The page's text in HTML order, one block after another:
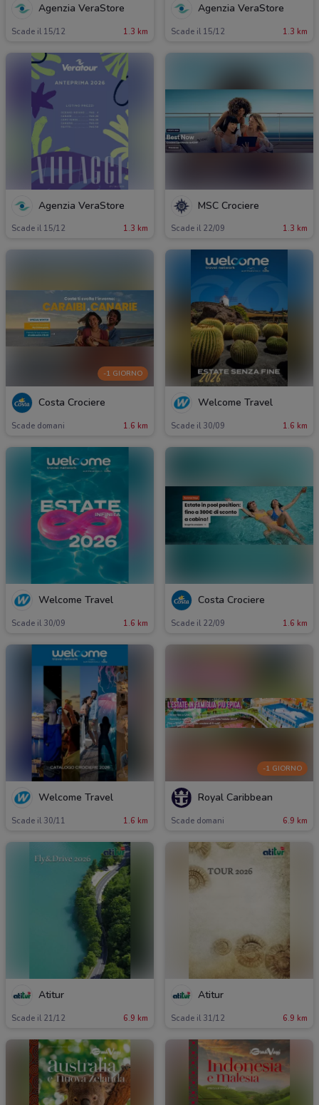
Agenzia VeraStore
Scade il 15/12 1.3 km
Agenzia VeraStore
Scade il 15/12 1.3 km
Agenzia VeraStore
Scade il 15/12 1.3 km
MSC Crociere
Scade il 22/09 1.3 km
-1 GIORNO
Costa Crociere
Scade domani 1.6 km
Welcome Travel
Scade il 30/09 1.6 km
Welcome Travel
Scade il 30/09 1.6 km
Costa Crociere
Scade il 22/09 1.6 km
Welcome Travel
Scade il 30/11 1.6 km
-1 GIORNO
Royal Caribbean
Scade domani 6.9 km
Atitur
Scade il 21/12 6.9 km
Atitur
Scade il 31/12 6.9 km